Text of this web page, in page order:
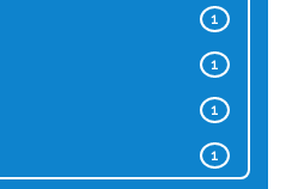
1
1
1
1